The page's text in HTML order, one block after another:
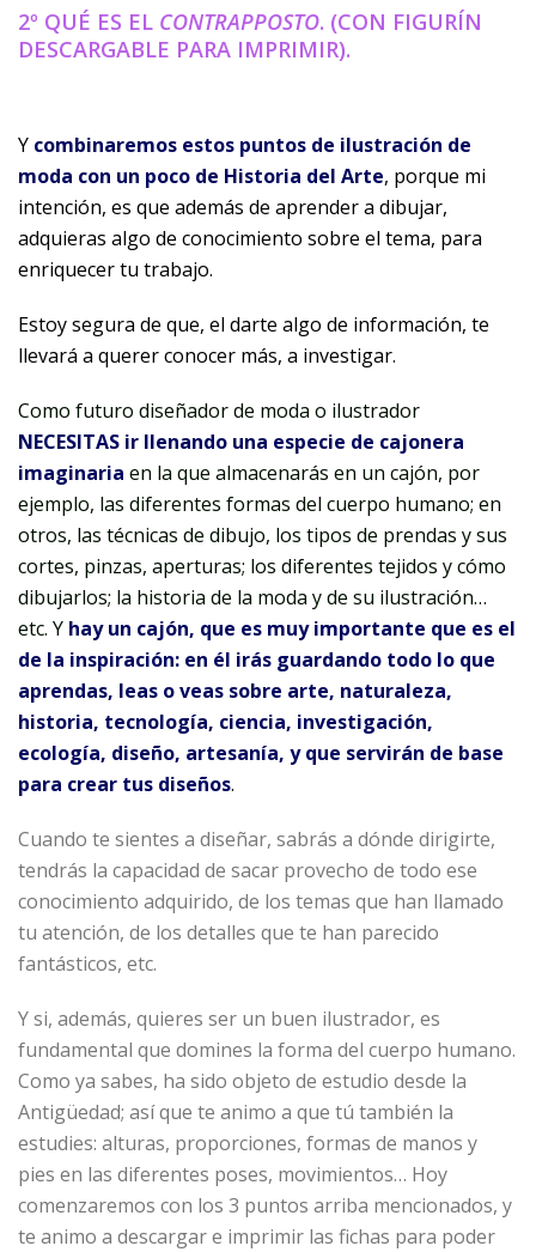
2º QUÉ ES EL CONTRAPPOSTO. (CON FIGURÍN
DESCARGABLE PARA IMPRIMIR).
Y combinaremos estos puntos de ilustración de
moda con un poco de Historia del Arte, porque mi
intención, es que además de aprender a dibujar,
adquieras algo de conocimiento sobre el tema, para
enriquecer tu trabajo.
Estoy segura de que, el darte algo de información, te
llevará a querer conocer más, a investigar.
Como futuro diseñador de moda o ilustrador
NECESITAS ir llenando una especie de cajonera
imaginaria en la que almacenarás en un cajón, por
ejemplo, las diferentes formas del cuerpo humano; en
otros, las técnicas de dibujo, los tipos de prendas y sus
cortes, pinzas, aperturas; los diferentes tejidos y cómo
dibujarlos; la historia de la moda y de su ilustración…
etc. Y hay un cajón, que es muy importante que es el
de la inspiración: en él irás guardando todo lo que
aprendas, leas o veas sobre arte, naturaleza,
historia, tecnología, ciencia, investigación,
ecología, diseño, artesanía, y que servirán de base
para crear tus diseños.
Cuando te sientes a diseñar, sabrás a dónde dirigirte,
tendrás la capacidad de sacar provecho de todo ese
conocimiento adquirido, de los temas que han llamado
tu atención, de los detalles que te han parecido
fantásticos, etc.
Y si, además, quieres ser un buen ilustrador, es
fundamental que domines la forma del cuerpo humano.
Como ya sabes, ha sido objeto de estudio desde la
Antigüedad; así que te animo a que tú también la
estudies: alturas, proporciones, formas de manos y
pies en las diferentes poses, movimientos… Hoy
comenzaremos con los 3 puntos arriba mencionados, y
te animo a descargar e imprimir las fichas para poder